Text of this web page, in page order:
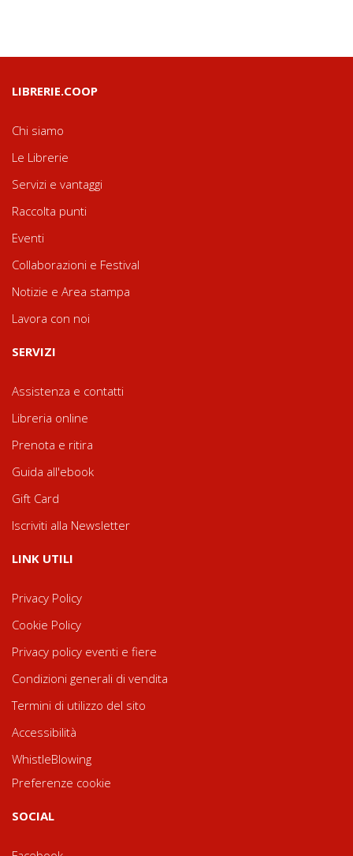
LIBRERIE.COOP
Chi siamo
Le Librerie
Servizi e vantaggi
Raccolta punti
Eventi
Collaborazioni e Festival
Notizie e Area stampa
Lavora con noi
SERVIZI
Assistenza e contatti
Libreria online
Prenota e ritira
Guida all'ebook
Gift Card
Iscriviti alla Newsletter
LINK UTILI
Privacy Policy
Cookie Policy
Privacy policy eventi e fiere
Condizioni generali di vendita
Termini di utilizzo del sito
Accessibilità
WhistleBlowing
Preferenze cookie
SOCIAL